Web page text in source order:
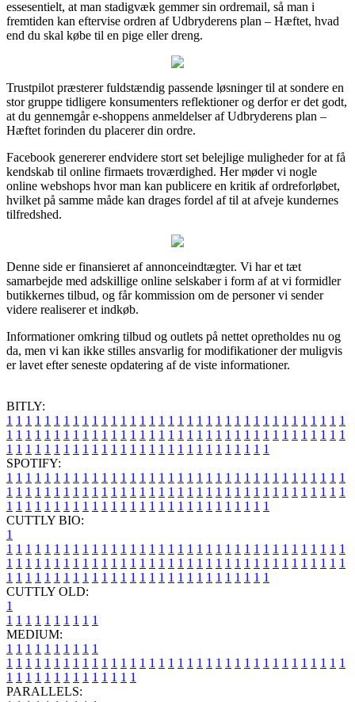
essesentielt, at man stadigvæk gemmer sin ordremail, så man i
fremtiden kan eftervise ordren af Udbryderens plan – Hæftet, hvad
end du skal købe til en pige eller dreng.
Trustpilot præsterer fuldstændig passende løsninger til at sondere en
stor gruppe tidligere konsumenters reflektioner og derfor er det godt,
at du gennemgår e-shoppens anmeldelser af Udbryderens plan –
Hæftet forinden du placerer din ordre.
Facebook genererer endvidere stort set belejlige muligheder for at få
kendskab til online firmaets troværdighed. Her møder vi nogle
online webshops hvor man kan publicere en kritik af ordreforløbet,
hvilket på samme måde kan drages fordel af til at afveje kundernes
tilfredshed.
Denne side er finansieret af annonceindtægter. Vi har et tæt
samarbejde med adskillige online selskaber i form af at vi formidler
butikkernes tilbud, og får kommission om de personer vi sender
videre realiserer et indkøb.
Informationer omkring tilbud og outlets på nettet opretholdes nu og
da, men vi kan ikke stilles ansvarlig for modifikationer der muligvis
er lavet efter seneste opdatering af de viste informationer.
BITLY:
1 1 1 1 1 1 1 1 1 1 1 1 1 1 1 1 1 1 1 1 1 1 1 1 1 1 1 1 1 1 1 1 1 1 1 1
1 1 1 1 1 1 1 1 1 1 1 1 1 1 1 1 1 1 1 1 1 1 1 1 1 1 1 1 1 1 1 1 1 1 1 1
1 1 1 1 1 1 1 1 1 1 1 1 1 1 1 1 1 1 1 1 1 1 1 1 1 1 1 1
SPOTIFY:
1 1 1 1 1 1 1 1 1 1 1 1 1 1 1 1 1 1 1 1 1 1 1 1 1 1 1 1 1 1 1 1 1 1 1 1
1 1 1 1 1 1 1 1 1 1 1 1 1 1 1 1 1 1 1 1 1 1 1 1 1 1 1 1 1 1 1 1 1 1 1 1
1 1 1 1 1 1 1 1 1 1 1 1 1 1 1 1 1 1 1 1 1 1 1 1 1 1 1 1
CUTTLY BIO:
1
1 1 1 1 1 1 1 1 1 1 1 1 1 1 1 1 1 1 1 1 1 1 1 1 1 1 1 1 1 1 1 1 1 1 1 1
1 1 1 1 1 1 1 1 1 1 1 1 1 1 1 1 1 1 1 1 1 1 1 1 1 1 1 1 1 1 1 1 1 1 1 1
1 1 1 1 1 1 1 1 1 1 1 1 1 1 1 1 1 1 1 1 1 1 1 1 1 1 1 1
CUTTLY OLD:
1
1 1 1 1 1 1 1 1 1 1
MEDIUM:
1 1 1 1 1 1 1 1 1 1
1 1 1 1 1 1 1 1 1 1 1 1 1 1 1 1 1 1 1 1 1 1 1 1 1 1 1 1 1 1 1 1 1 1 1 1
1 1 1 1 1 1 1 1 1 1 1 1 1 1
PARALLELS: